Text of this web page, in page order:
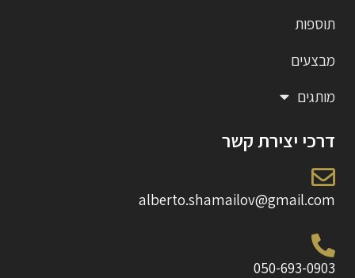
תוספות
מבצעים
מותגים
דרכי יצירת קשר
alberto.shamailov@gmail.com
050-693-0903